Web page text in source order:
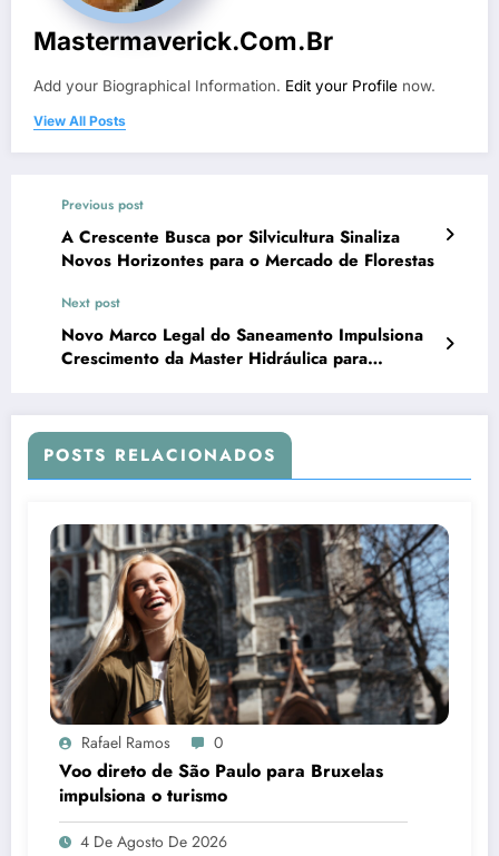
Mastermaverick.com.br
Add your Biographical Information. Edit your Profile now.
View All Posts
Previous post
A Crescente Busca por Silvicultura Sinaliza
Novos Horizontes para o Mercado de Florestas
Next post
Novo Marco Legal do Saneamento Impulsiona
Crescimento da Master Hidráulica para
POSTS RELACIONADOS
Rafael Ramos 0
Voo direto de São Paulo para Bruxelas
impulsiona o turismo
4 De Agosto De 2026